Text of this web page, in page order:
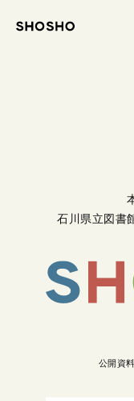
石川県立図書
公開資